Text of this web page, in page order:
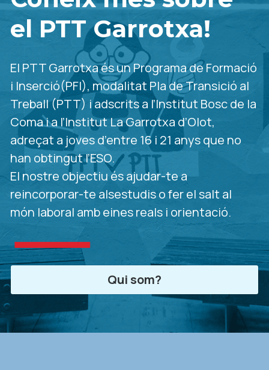
el PTT Garrotxa!
El PTT Garrotxa és un Programa de Formació
i Inserció(PFI), modalitat Pla de Transició al
Treball (PTT) i adscrits a l’Institut Bosc de la
Coma i a l’Institut La Garrotxa d’Olot,
adreçat a joves d’entre 16 i 21 anys que no
han obtingut l’ESO.
El nostre objectiu és ajudar-te a
reincorporar-te alsestudis o fer el salt al
món laboral amb eines reals i orientació.
Qui som?